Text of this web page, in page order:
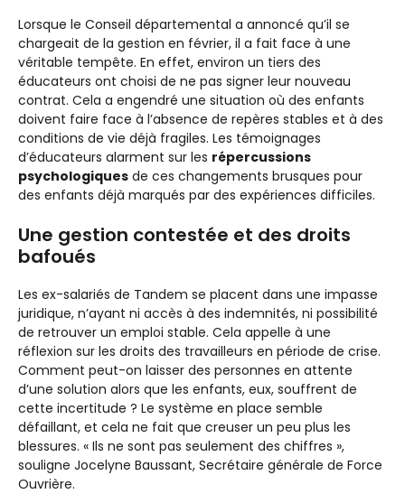
Lorsque le Conseil départemental a annoncé qu’il se
chargeait de la gestion en février, il a fait face à une
véritable tempête. En effet, environ un tiers des
éducateurs ont choisi de ne pas signer leur nouveau
contrat. Cela a engendré une situation où des enfants
doivent faire face à l’absence de repères stables et à des
conditions de vie déjà fragiles. Les témoignages
d’éducateurs alarment sur les répercussions
psychologiques de ces changements brusques pour
des enfants déjà marqués par des expériences difficiles.
Une gestion contestée et des droits
bafoués
Les ex-salariés de Tandem se placent dans une impasse
juridique, n’ayant ni accès à des indemnités, ni possibilité
de retrouver un emploi stable. Cela appelle à une
réflexion sur les droits des travailleurs en période de crise.
Comment peut-on laisser des personnes en attente
d’une solution alors que les enfants, eux, souffrent de
cette incertitude ? Le système en place semble
défaillant, et cela ne fait que creuser un peu plus les
blessures. « Ils ne sont pas seulement des chiffres »,
souligne Jocelyne Baussant, Secrétaire générale de Force
Ouvrière.